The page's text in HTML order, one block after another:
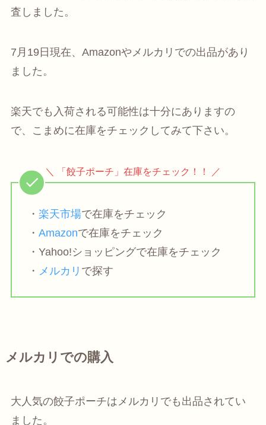
査しました。
7月19日現在、Amazonやメルカリでの出品があり
ました。
楽天でも入荷される可能性は十分にありますの
で、こまめに在庫をチェックしてみて下さい。
＼ 「餃子ポーチ」在庫をチェック！！ ／
・ 楽天市場で在庫をチェック
・ Amazonで在庫をチェック
・Yahoo!ショッピングで在庫をチェック
・ メルカリ で探す
メルカリでの購入
大人気の餃子ポーチはメルカリでも出品されてい
ました。